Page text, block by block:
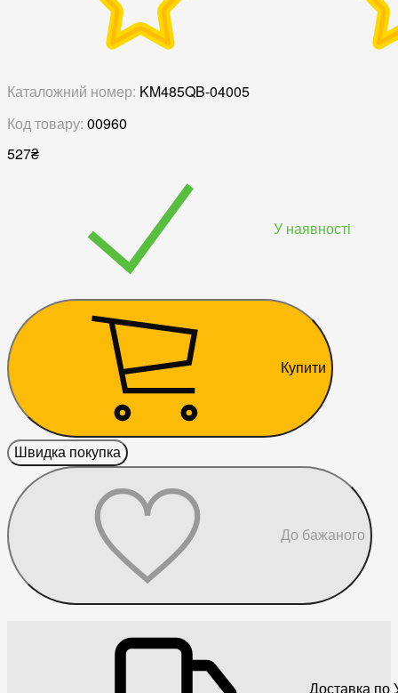
Каталожний номер: KM485QB-04005
Код товару: 00960
527₴
У наявностi
Купити
Швидка покупка
До бажаного
Доставка по